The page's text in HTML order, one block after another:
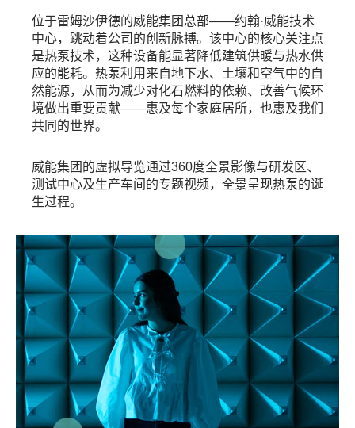
位于雷姆沙伊德的威能集团总部——约翰·威能技术
中心，跳动着公司的创新脉搏。该中心的核心关注点
是热泵技术，这种设备能显著降低建筑供暖与热水供
应的能耗。热泵利用来自地下水、土壤和空气中的自
然能源，从而为减少对化石燃料的依赖、改善气候环
境做出重要贡献——惠及每个家庭居所，也惠及我们
共同的世界。
威能集团的虚拟导览通过360度全景影像与研发区、
测试中心及生产车间的专题视频，全景呈现热泵的诞
生过程。